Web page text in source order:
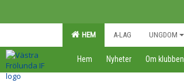
HEM A-LAG UNGDOM
Hem Nyheter Om klubben